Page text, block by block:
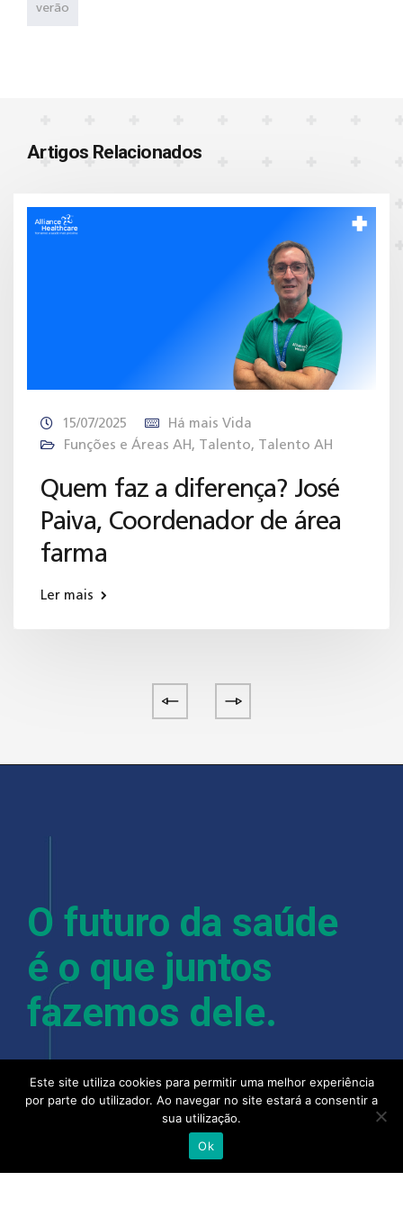
verão
Artigos Relacionados
15/07/2025
Há mais Vida
Funções e Áreas AH , Talento, Talento AH
Quem faz a diferença? José
Paiva, Coordenador de área
farma
Ler mais
O futuro da saúde
é o que juntos
fazemos dele.
Com mais de 400 colaboradores, instalações em
Lisboa, Porto, Almancil, Castelo Branco, Açores e
Madeira, a Alliance Healthcare e as suas pessoas
acreditam que quando se junta a experiência,
talento e competência de todo o setor, camos
Este site utiliza cookies para permitir uma melhor experiência
por parte do utilizador. Ao navegar no site estará a consentir a
sua utilização.
Ok